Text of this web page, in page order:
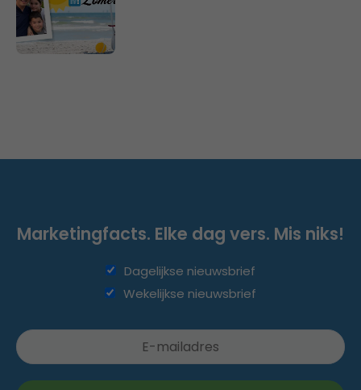
Marketingfacts. Elke dag vers. Mis niks!
Dagelijkse nieuwsbrief
Wekelijkse nieuwsbrief